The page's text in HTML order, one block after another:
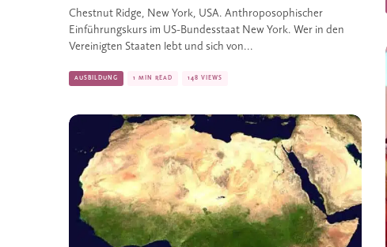
Chestnut Ridge, New York, USA. Anthroposophischer
Einführungskurs im US-Bundesstaat New York. Wer in den
Vereinigten Staaten lebt und sich von...
AUSBILDUNG 1 MIN READ 148 VIEWS